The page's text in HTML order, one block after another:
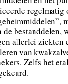
regelmatig
bestanddelen,
allerlei ziekten
van
Zelfs het